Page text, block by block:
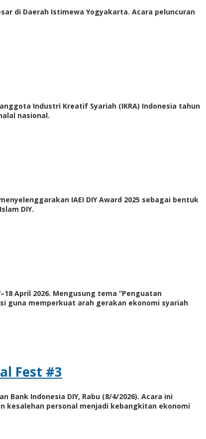
di Daerah Istimewa Yogyakarta. Acara peluncuran
Industri Kreatif Syariah (IKRA) Indonesia tahun
nasional.
IAEI DIY Award 2025 sebagai bentuk
DIY.
April 2026. Mengusung tema ”Penguatan
guna memperkuat arah gerakan ekonomi syariah
Fest #3
Bank Indonesia DIY, Rabu (8/4/2026). Acara ini
kesalehan personal menjadi kebangkitan ekonomi